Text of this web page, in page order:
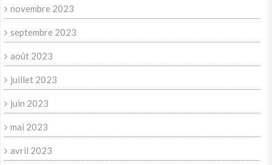
novembre 2023
septembre 2023
août 2023
juillet 2023
juin 2023
mai 2023
avril 2023